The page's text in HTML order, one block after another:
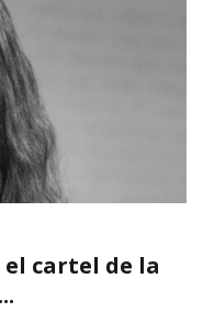
cartel de la